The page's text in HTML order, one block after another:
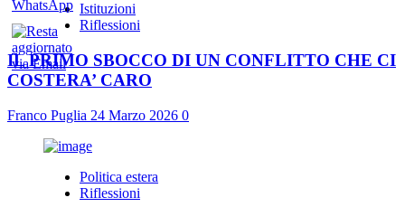
Istituzioni
Riflessioni
IL PRIMO SBOCCO DI UN CONFLITTO CHE CI
COSTERA’ CARO
Franco Puglia 24 Marzo 2026 0
Politica estera
Riflessioni